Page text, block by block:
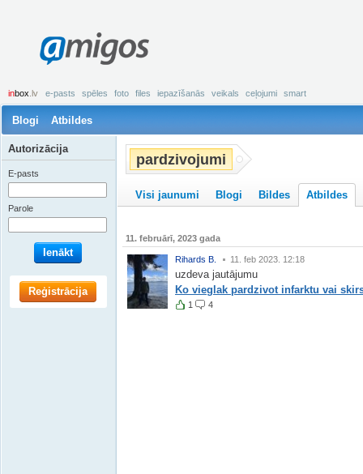
amigos
inbox .lv e-pasts spēles foto files iepazīšanās veikals ceļojumi smart
Blogi Atbildes
pardzivojumi
Visi jaunumi Blogi Bildes Atbildes
11. februārī, 2023 gada
Rihards B. 11. feb 2023. 12:18
uzdeva jautājumu
Ko vieglak pardzivot infarktu vai
1 4
Autorizācija
E-pasts
Parole
Ienākt
Reģistrācija